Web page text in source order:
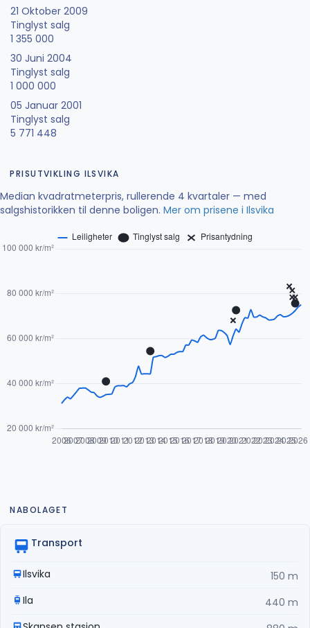
21 Oktober 2009
Tinglyst salg
1 355 000
30 Juni 2004
Tinglyst salg
1 000 000
05 Januar 2001
Tinglyst salg
5 771 448
PRISUTVIKLING ILSVIKA
Median kvadratmeterpris, rullerende 4 kvartaler — med
salgshistorikken til denne boligen. Mer om prisene i Ilsvika
NABOLAGET
Transport
Ilsvika
150 m
Ila
440 m